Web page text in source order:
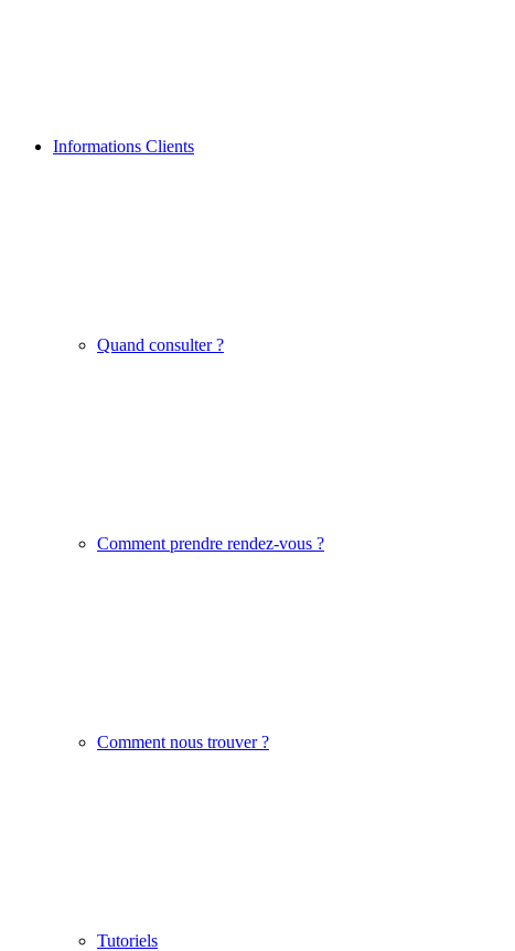
Informations Clients
Quand consulter ?
Comment prendre rendez-vous ?
Comment nous trouver ?
Tutoriels